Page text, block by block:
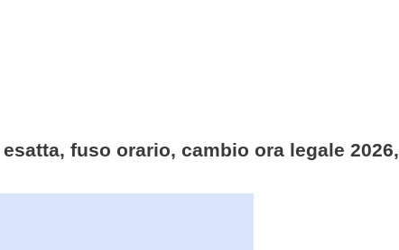
fuso orario, cambio ora legale 2026,